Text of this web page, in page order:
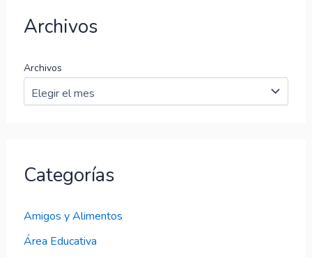
Archivos
Archivos
Categorías
Amigos y Alimentos
Área Educativa